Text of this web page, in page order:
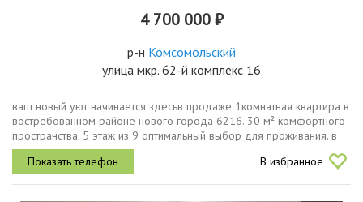
4 700 000 ₽
р-н Комсомольский
улица мкр. 62-й комплекс 16
ваш новый уют начинается здесьв продаже 1комнатная квартира в
востребованном районе нового города 6216. 30 м² комфортного
пространства. 5 этаж из 9 оптимальный выбор для проживания. в
шаговой доступности школа, детский сад и остановки
общественного...
В избранное